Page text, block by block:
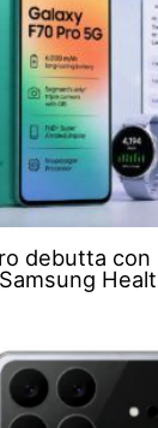
debutta